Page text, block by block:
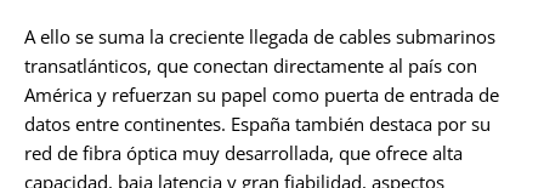
A ello se suma la creciente llegada de cables submarinos
transatlánticos, que conectan directamente al país con
América y refuerzan su papel como puerta de entrada de
datos entre continentes. España también destaca por su
red de fibra óptica muy desarrollada, que ofrece alta
capacidad, baja latencia y gran fiabilidad, aspectos